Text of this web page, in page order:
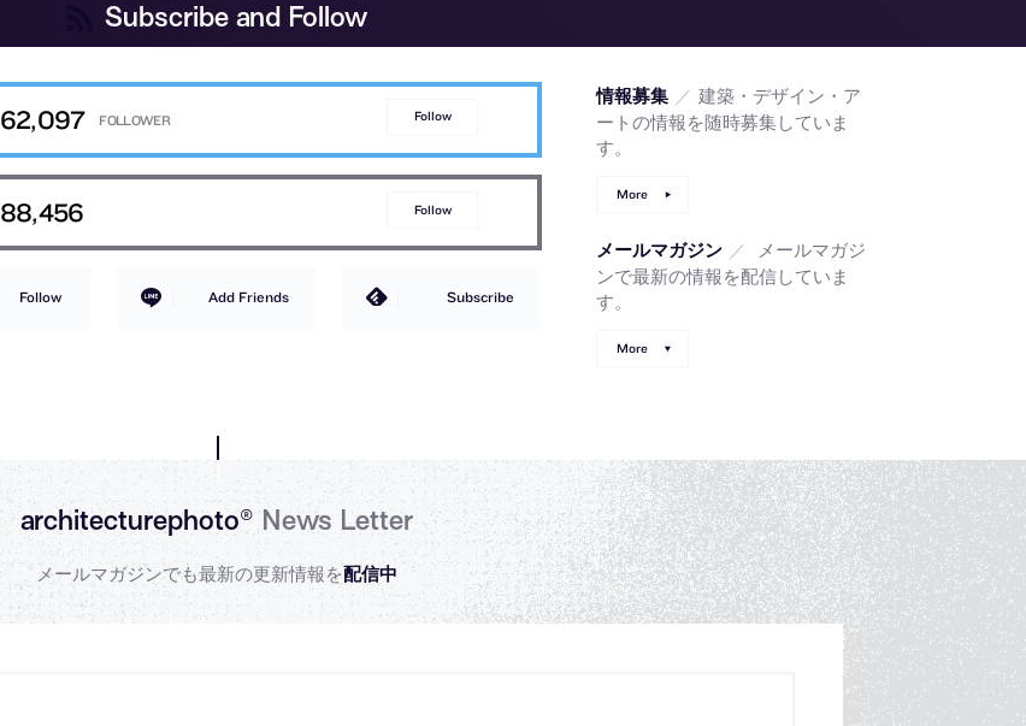
Subscribe and Follow
62,097 Follow
88,456 Follow
Follow Add Friends Subscribe
情報募集 ／ 建築・デザイン・ア
ートの情報を随時募集していま
す。
More
メールマガジン ／
メールマガジ
ンで最新の情報を配信していま
す。
More
architecturephoto®News Letter
メールマガジンでも最新の更新情報を配信中